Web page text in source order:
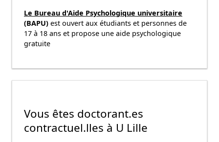
Le Bureau d'Aide Psychologique universitaire
(BAPU) est ouvert aux étudiants et personnes de
17 à 18 ans et propose une aide psychologique
gratuite
Vous êtes doctorant.es
contractuel.lles à U Lille